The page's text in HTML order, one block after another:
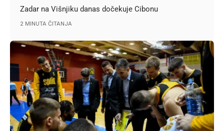
Zadar na Višnjiku danas dočekuje Cibonu
2 MINUTA ČITANJA